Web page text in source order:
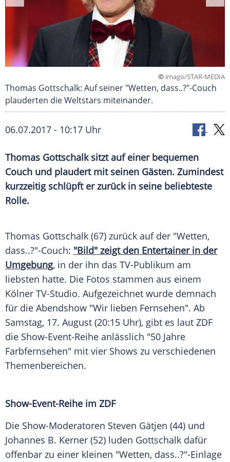
© imago/STAR-MEDIA
Thomas Gottschalk: Auf seiner "Wetten, dass..?"-Couch
plauderten die Weltstars miteinander.
06.07.2017 - 10:17 Uhr
Thomas Gottschalksitzt auf einer bequemen
Couch und plaudert mit seinen Gästen. Zumindest
kurzzeitig schlüpft er zurück in seine beliebteste
Rolle.
Thomas Gottschalk (67) zurück auf der "Wetten,
dass..?"-Couch: "Bild" zeigt den Entertainer in der
Umgebung, in der ihn das TV-Publikum am
liebsten hatte. Die Fotos stammen aus einem
Kölner TV-Studio. Aufgezeichnet wurde demnach
für die Abendshow "Wir lieben Fernsehen". Ab
Samstag, 17. August (20:15 Uhr), gibt es laut ZDF
die Show-Event-Reihe anlässlich "50 Jahre
Farbfernsehen" mit vier Shows zu verschiedenen
Themenbereichen.
Show-Event-Reihe im ZDF
Die Show-Moderatoren Steven Gätjen (44) und
Johannes B. Kerner (52) luden Gottschalk dafür
offenbar zu einer kleinen "Wetten, dass..?"-Einlage